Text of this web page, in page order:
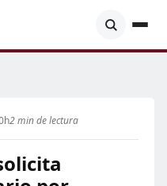
2 min de lectura